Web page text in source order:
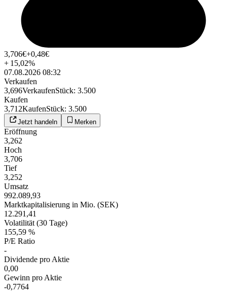
3,706€+0,48€
+ 15,02%
07.08.2026 08:32
Verkaufen
3,696VerkaufenStück: 3.500
Kaufen
3,712KaufenStück: 3.500
Jetzt handeln Merken
Eröffnung
3,262
Hoch
3,706
Tief
3,252
Umsatz
992.089,93
Marktkapitalisierung in Mio. (SEK)
12.291,41
Volatilität (30 Tage)
155,59 %
P/E Ratio
-
Dividende pro Aktie
0,00
Gewinn pro Aktie
-0,7764